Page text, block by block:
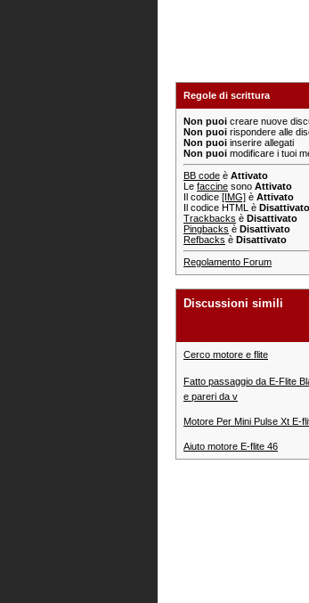
Regole di scrittura
Non puoi creare nuove
Non puoi rispondere alle
Non puoi inserire allegati
Non puoi modificare i tuoi
BB code è Attivato
Le faccine sono Attivato
Il codice [IMG] è Attivato
Il codice HTML è Disattivato
Trackbacks è Disattivato
Pingbacks è Disattivato
Refbacks è Disattivato
Regolamento Forum
Discussioni simili
Cerco motore e flite
Fatto passaggio da E-Flite
e pareri da v
Motore Per Mini Pulse Xt E-
Aiuto motore E-flite 46